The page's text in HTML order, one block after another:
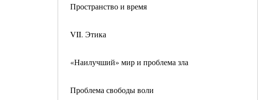
Пространство и время
VII. Этика
«Наилучший» мир и проблема зла
Проблема свободы воли